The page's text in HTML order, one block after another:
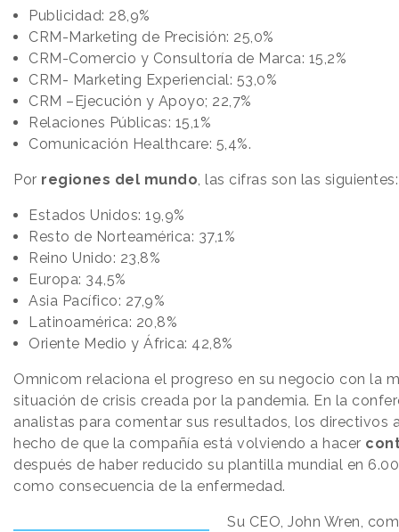
Publicidad: 28,9%
CRM-Marketing de Precisión: 25,0%
CRM-Comercio y Consultoría de Marca: 15,2%
CRM- Marketing Experiencial: 53,0%
CRM –Ejecución y Apoyo; 22,7%
Relaciones Públicas: 15,1%
Comunicación Healthcare: 5,4%.
Por regiones del mundo, las cifras son las siguientes:
Estados Unidos: 19,9%
Resto de Norteamérica: 37,1%
Reino Unido: 23,8%
Europa: 34,5%
Asia Pacífico: 27,9%
Latinoamérica: 20,8%
Oriente Medio y África: 42,8%
Omnicom relaciona el progreso en su negocio con la
situación de crisis creada por la pandemia. En la
analistas para comentar sus resultados, los directivos
hecho de que la compañía está volviendo a hacer
después de haber reducido su plantilla mundial en
como consecuencia de la enfermedad.
Su CEO, John Wren,